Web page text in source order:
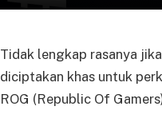
Tidak lengkap rasanya
diciptakan khas untuk
ROG (Republic Of